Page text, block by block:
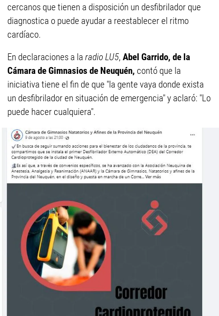
cercanos que tienen a disposición un desfibrilador que
diagnostica o puede ayudar a reestablecer el ritmo
cardíaco.
En declaraciones a la radio LU5, Abel Garrido, de la
Cámara de Gimnasios de Neuquén, contó que la
iniciativa tiene el fin de que "la gente vaya donde exista
un desfibrilador en situación de emergencia" y aclaró: "Lo
puede hacer cualquiera".